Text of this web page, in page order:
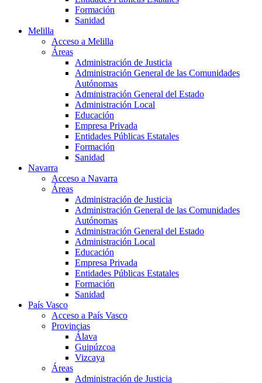
Formación
Sanidad
Melilla
Acceso a Melilla
Áreas
Administración de Justicia
Administración General de las Comunidades
Autónomas
Administración General del Estado
Administración Local
Educación
Empresa Privada
Entidades Públicas Estatales
Formación
Sanidad
Navarra
Acceso a Navarra
Áreas
Administración de Justicia
Administración General de las Comunidades
Autónomas
Administración General del Estado
Administración Local
Educación
Empresa Privada
Entidades Públicas Estatales
Formación
Sanidad
País Vasco
Acceso a País Vasco
Provincias
Álava
Guipúzcoa
Vizcaya
Áreas
Administración de Justicia